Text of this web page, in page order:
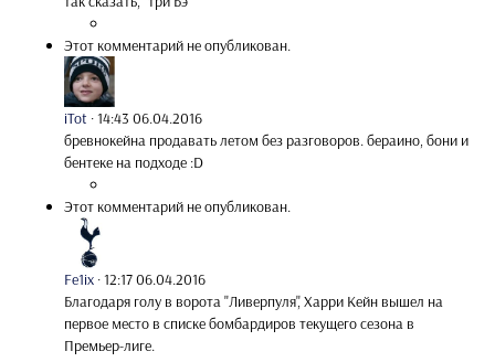
Этот комментарий не опубликован.
iTot ·14:43 06.04.2016
бревнокейна продавать летом без разговоров. бераино, бони и
бентеке на подходе :D
Этот комментарий не опубликован.
Fe1ix ·12:17 06.04.2016
Благодаря голу в ворота "Ливерпуля", Харри Кейн вышел на
первое место в списке бомбардиров текущего сезона в
Премьер-лиге.